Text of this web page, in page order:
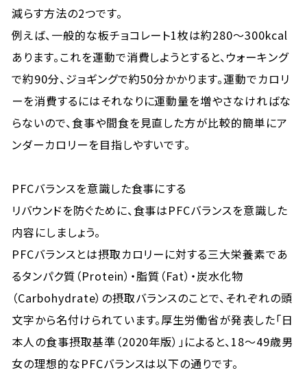
減らす方法の2つです。
例えば、一般的な板チョコレート1枚は約280～300kcal
あります。これを運動で消費しようとすると、ウォーキング
で約90分、ジョギングで約50分かかります。運動でカロリ
ーを消費するにはそれなりに運動量を増やさなければな
らないので、食事や間食を見直した方が比較的簡単にア
ンダーカロリーを目指しやすいです。
PFCバランスを意識した食事にする
リバウンドを防ぐために、食事はPFCバランスを意識した
内容にしましょう。
PFCバランスとは摂取カロリーに対する三大栄養素であ
るタンパク質（Protein）・脂質（Fat）・炭水化物
（Carbohydrate）の摂取バランスのことで、それぞれの頭
文字から名付けられています。厚生労働省が発表した「日
本人の食事摂取基準（2020年版）」によると、18〜49歳男
女の理想的なPFCバランスは以下の通りです。